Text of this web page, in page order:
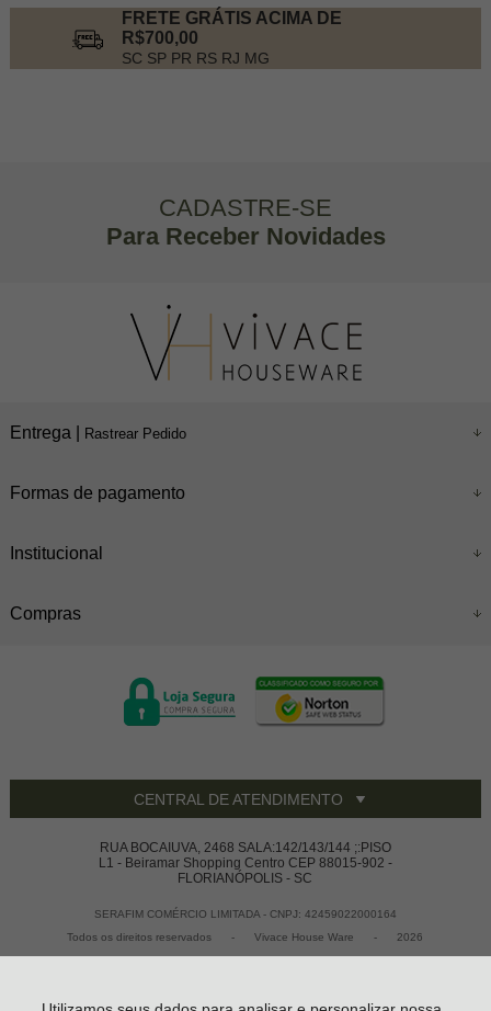
FRETE GRÁTIS ACIMA DE
R$700,00
SC SP PR RS RJ MG
CADASTRE-SE
Para Receber Novidades
Entrega | Rastrear Pedido
Formas de pagamento
Institucional
Compras
CENTRAL DE ATENDIMENTO
RUA BOCAIUVA, 2468 SALA:142/143/144 ;:PISO
L1 - Beiramar Shopping Centro CEP 88015-902 -
FLORIANÓPOLIS - SC
SERAFIM COMÉRCIO LIMITADA - CNPJ: 42459022000164
Todos os direitos reservados
- Vivace House Ware - 2026